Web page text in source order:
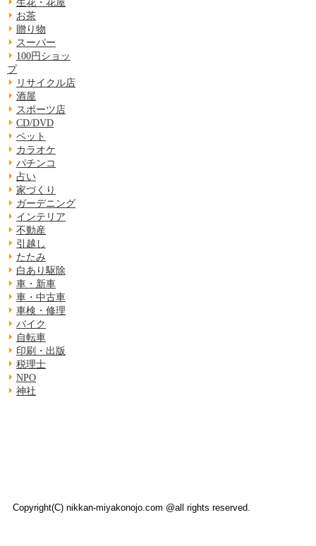
生花・花屋
お茶
贈り物
スーパー
100円ショッ
プ
リサイクル店
酒屋
スポーツ店
CD/DVD
ペット
カラオケ
パチンコ
占い
家づくり
ガーデニング
インテリア
不動産
引越し
たたみ
白あり駆除
車・新車
車・中古車
車検・修理
バイク
自転車
印刷・出版
税理士
NPO
神社
Copyright(C) nikkan-miyakonojo.com @all rights reserved.